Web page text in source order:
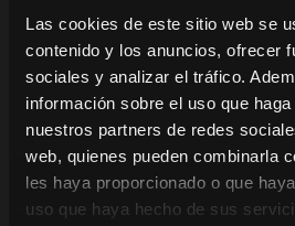
Las cookies de este sitio web se
contenido y los anuncios, ofrecer
sociales y analizar el tráfico.
información sobre el uso que
nuestros partners de redes
web, quienes pueden combinarla
les haya proporcionado o que
uso que haya hecho de sus
En McCormick sabemos que
servicio mejora el
originales, asistencia y
de nuestros servicios
ofrecerle calidad sin
McCormick y entre en
tecnología, innovación y
nuestra